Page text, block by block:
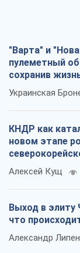
"Варта" и
пулеметный
сохранив
Украинская
КНДР как
новом этапе
Алексей Кущ
Выход в
что
Александр